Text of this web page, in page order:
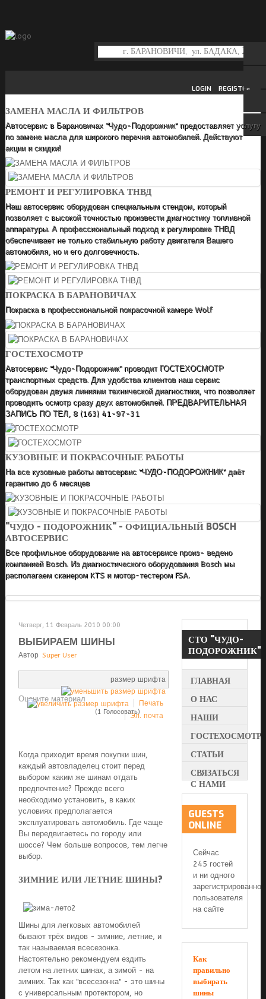
REGISTER
LOGIN
ЗАМЕНА МАСЛА И ФИЛЬТРОВ
Автосервис в Барановичах "Чудо-Подорожник" предоставляет услугу
по замене масла для широкого перечня автомобилей. Действуют
акции и скидки!
РЕМОНТ И РЕГУЛИРОВКА ТНВД
Наш автосервис оборудован специальным стендом, который
позволяет с высокой точностью произвести диагностику топливной
аппаратуры. А профессиональный подход к регулировке ТНВД
обеспечивает не только стабильную работу двигателя Вашего
автомобиля, но и его долговечность.
ПОКРАСКА В БАРАНОВИЧАХ
Покраска в профессиональной покрасочной камере Wolf
ГОСТЕХОСМОТР
Автосервис "Чудо-Подорожник" проводит ГОСТЕХОСМОТР
транспортных средств. Для удобства клиентов наш сервис
оборудован двумя линиями технической диагностики, что позволяет
проводить осмотр сразу двух автомобилей. ПРЕДВАРИТЕЛЬНАЯ
ЗАПИСЬ ПО ТЕЛ, 8 (163) 41-97-31
КУЗОВНЫЕ И ПОКРАСОЧНЫЕ РАБОТЫ
На все кузовные работы автосервис "ЧУДО-ПОДОРОЖНИК" даёт
гарантию до 6 месяцев
"ЧУДО - ПОДОРОЖНИК" - ОФИЦИАЛЬНЫЙ BOSCH
АВТОСЕРВИС
Все профильное оборудование на автосервисе произ- ведено
компанией Bosch. Из диагностического оборудования Bosch мы
располагаем сканером KTS и мотор-тестером FSA.
Четверг, 11 Февраль 2010 00:00
ВЫБИРАЕМ ШИНЫ
Автор Super User
размер шрифта
Печать
Эл. почта
Оцените материал
(1 Голосовать)
Когда приходит время покупки шин,
каждый автовладелец стоит перед
выбором каким же шинам отдать
предпочтение? Прежде всего
необходимо установить, в каких
условиях предполагается
эксплуатировать автомобиль. Где чаще
Вы передвигаетесь по городу или
шоссе? Чем больше вопросов, тем легче
выбор.
ЗИМНИЕ ИЛИ ЛЕТНИЕ ШИНЫ?
Шины для легковых автомобилей
бывают трёх видов - зимние, летние, и
так называемая всесезонка.
Настоятельно рекомендуем ездить
летом на летних шинах, а зимой - на
зимних. Так как "всесезонка" - это шины
с универсальным протектором, но
СТО "ЧУДО-
ПОДОРОЖНИК"
ГЛАВНАЯ
О НАС
НАШИ
ГОСТЕХОСМОТР
СТАТЬИ
СВЯЗАТЬСЯ
С НАМИ
GUESTS
ONLINE
Сейчас
245 гостей
и ни одного
пользователя
на сайте
Как
правильно
выбирать
шины